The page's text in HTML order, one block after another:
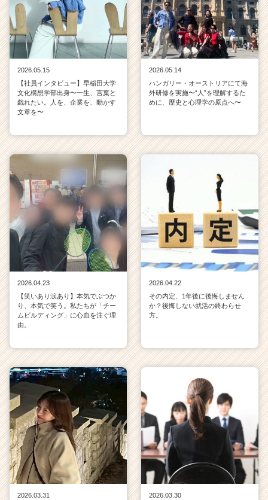
2026.05.15
【社員インタビュー】早稲田大学
文化構想学部出身〜一生、言葉と
戯れたい。人を、企業を、動かす
文章を〜
2026.05.14
ハンガリー・オーストリアにて海
外研修を実施〜“人”を理解するた
めに、歴史と心理学の原点へ〜
2026.04.23
【笑いあり涙あり】本気でぶつか
り、本気で笑う。私たちが「チー
ムビルディング」に心血を注ぐ理
由。
2026.04.22
その内定、1年後に後悔しません
か？後悔しない就活の終わらせ
方。
2026.03.31
2026.03.30